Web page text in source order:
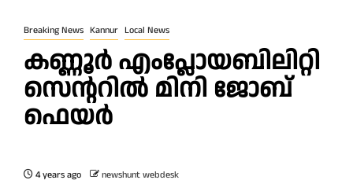
Breaking News Kannur Local News
കണ്ണൂർ എംപ്ലോയബിലിറ്റി
സെന്ററിൽ മിനി ജോബ്
ഫെയർ
4 years ago newshunt webdesk